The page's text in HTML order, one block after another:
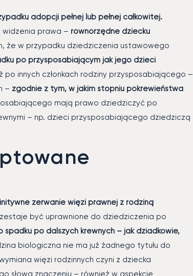
adopcji pełnej lub pełnej całkowitej.
prawa – równorzędne dziecku
że w przypadku dziedziczenia ustawowego
po przysposabiającym jak jego dzieci
innych członkach rodziny przysposabiającego –
– zgodnie z tym, w jakim stopniu pokrewieństwa
mają prawo dziedziczyć po
– np. dzieci przysposabiającego dziedziczą
zerwanie więzi prawnej z rodziną
być uprawnione do dziedziczenia po
po dalszych krewnych – jak dziadkowie,
biologiczna nie ma już żadnego tytułu do
więzi rodzinnych czyni z dziecka
słowa znaczeniu – również w aspekcie